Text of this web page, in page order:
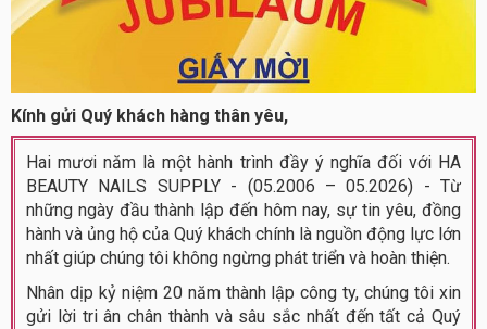
Kính gửi Quý khách hàng thân yêu,
Hai mươi năm là một hành trình đầy ý nghĩa đối với HA
BEAUTY NAILS SUPPLY - (05.2006 – 05.2026) - Từ
những ngày đầu thành lập đến hôm nay, sự tin yêu, đồng
hành và ủng hộ của Quý khách chính là nguồn động lực lớn
nhất giúp chúng tôi không ngừng phát triển và hoàn thiện.
Nhân dịp kỷ niệm 20 năm thành lập công ty, chúng tôi xin
gửi lời tri ân chân thành và sâu sắc nhất đến tất cả Quý